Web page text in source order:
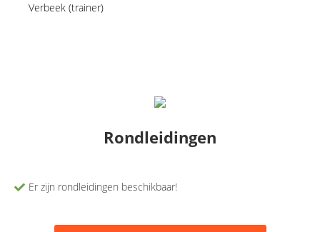
Verbeek (trainer)
Rondleidingen
Er zijn rondleidingen beschikbaar!